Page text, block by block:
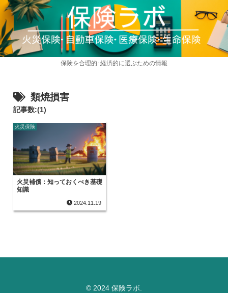
保険を合理的･経済的に選ぶための情報
類焼損害
記事数:(1)
火災保険
火災補償：知っておくべき基礎
知識
2024.11.19
© 2024 保険ラボ.